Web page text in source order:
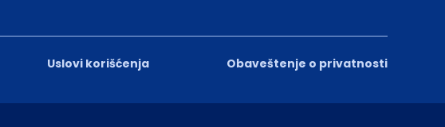
Uslovi korišćenja Obaveštenje o privatnosti